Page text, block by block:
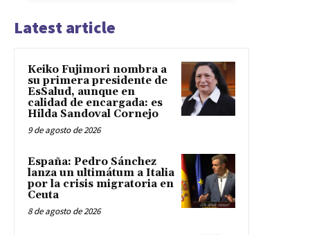
Latest article
Keiko Fujimori nombra a
su primera presidente de
EsSalud, aunque en
calidad de encargada: es
Hilda Sandoval Cornejo
9 de agosto de 2026
España: Pedro Sánchez
lanza un ultimátum a Italia
por la crisis migratoria en
Ceuta
8 de agosto de 2026